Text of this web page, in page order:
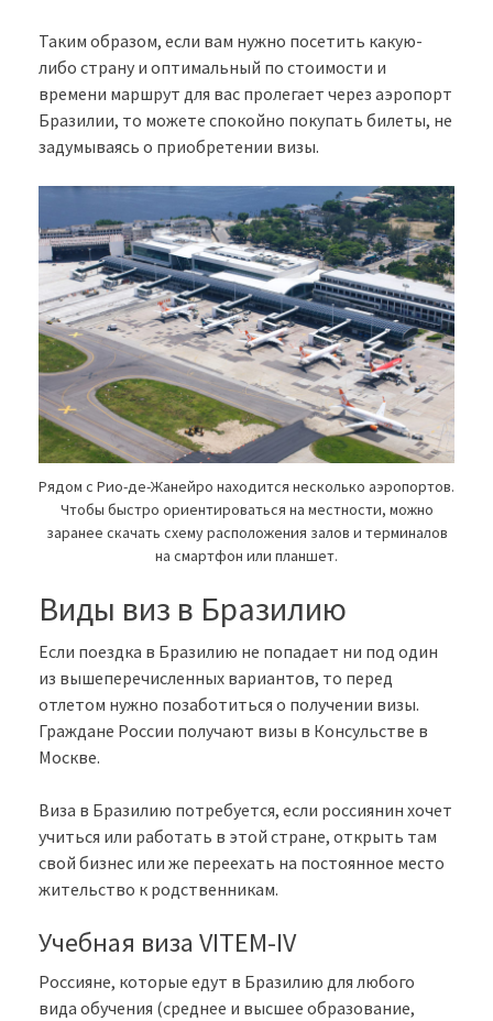
Таким образом, если вам нужно посетить какую-
либо страну и оптимальный по стоимости и
времени маршрут для вас пролегает через аэропорт
Бразилии, то можете спокойно покупать билеты, не
задумываясь о приобретении визы.
Рядом с Рио-де-Жанейро находится несколько аэропортов.
Чтобы быстро ориентироваться на местности, можно
заранее скачать схему расположения залов и терминалов
на смартфон или планшет.
Виды виз в Бразилию
Если поездка в Бразилию не попадает ни под один
из вышеперечисленных вариантов, то перед
отлетом нужно позаботиться о получении визы.
Граждане России получают визы в Консульстве в
Москве.
Виза в Бразилию потребуется, если россиянин хочет
учиться или работать в этой стране, открыть там
свой бизнес или же переехать на постоянное место
жительство к родственникам.
Учебная виза VITEM-IV
Россияне, которые едут в Бразилию для любого
вида обучения (среднее и высшее образование,